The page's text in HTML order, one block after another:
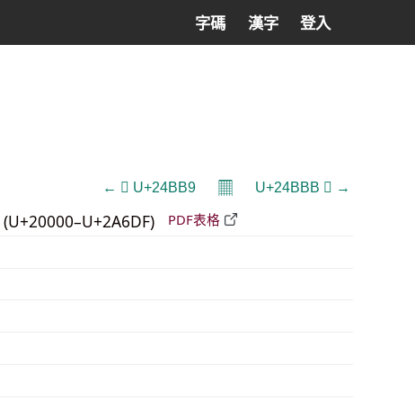
字碼 漢字 登入
← 𤮹 U+24BB9 𝄜 U+24BBB 𤮻 →
(U+20000–U+2A6DF) PDF表格